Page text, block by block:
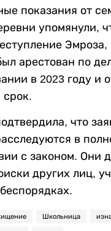
показания от
упомянули,
Эмроза,
арестован по
в 2023 году и
что
в
с законом. Они
других лиц,
Школьница